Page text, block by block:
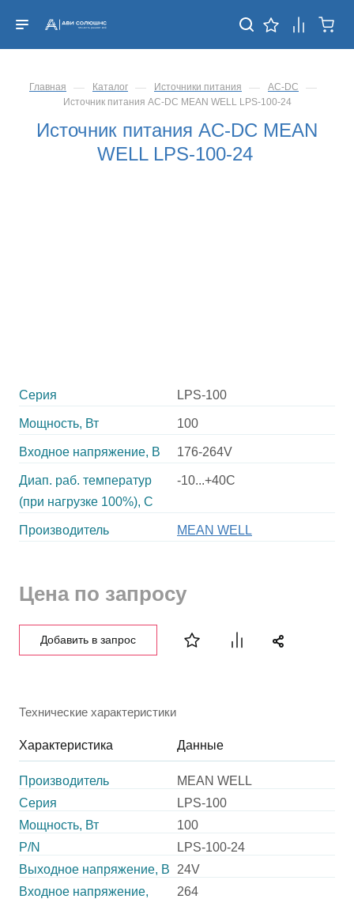
Главная — Каталог — Источники питания — AC-DC —
Источник питания AC-DC MEAN WELL LPS-100-24
Источник питания AC-DC MEAN
WELL LPS-100-24
Серия LPS-100
Мощность, Вт 100
Входное напряжение, В 176-264V
Диап. раб. температур
(при нагрузке 100%), C
-10...+40C
Производитель MEAN WELL
Цена по запросу
Добавить в запрос
Технические характеристики
Характеристика Данные
Производитель
MEAN WELL
Серия
LPS-100
Мощность, Вт
100
P/N
LPS-100-24
Выходное напряжение, В
24V
Входное напряжение,
264